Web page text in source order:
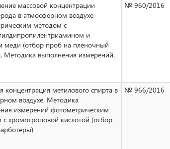
массовой концентрации
в атмосферном воздухе
методом с
и
меди (отбор проб на пленочный
Методика выполнения измерений.
№ 960/2016
концентрация метилового спирта в
воздухе. Методика
измерений фотометрическим
хромотроповой кислотой (отбор
№ 966/2016